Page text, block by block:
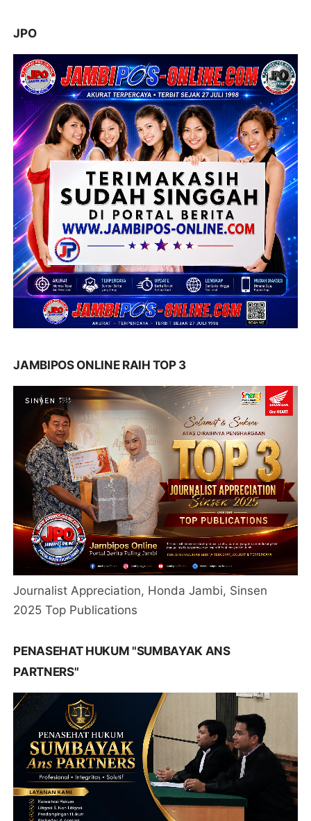
JPO
JAMBIPOS ONLINE RAIH TOP 3
Journalist Appreciation, Honda Jambi, Sinsen
2025 Top Publications
PENASEHAT HUKUM "SUMBAYAK ANS
PARTNERS"